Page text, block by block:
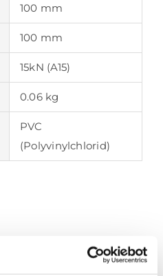
100 mm
100 mm
15kN (A15)
0.06 kg
PVC
(Polyvinylchlorid)